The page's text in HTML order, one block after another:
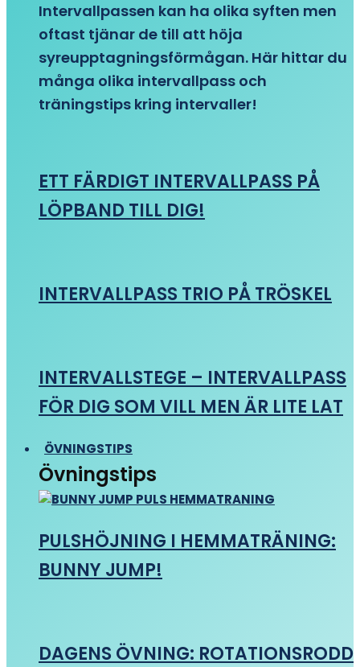
Intervallpassen kan ha olika syften men
oftast tjänar de till att höja
syreupptagningsförmågan. Här hittar du
många olika intervallpass och
träningstips kring intervaller!
ETT FÄRDIGT INTERVALLPASS PÅ
LÖPBAND TILL DIG!
INTERVALLPASS TRIO PÅ TRÖSKEL
INTERVALLSTEGE – INTERVALLPASS
FÖR DIG SOM VILL MEN ÄR LITE LAT
ÖVNINGSTIPS
Övningstips
PULSHÖJNING I HEMMATRÄNING:
BUNNY JUMP!
DAGENS ÖVNING: ROTATIONSRODD